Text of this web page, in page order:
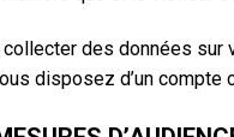
des données
disposez d’un compte